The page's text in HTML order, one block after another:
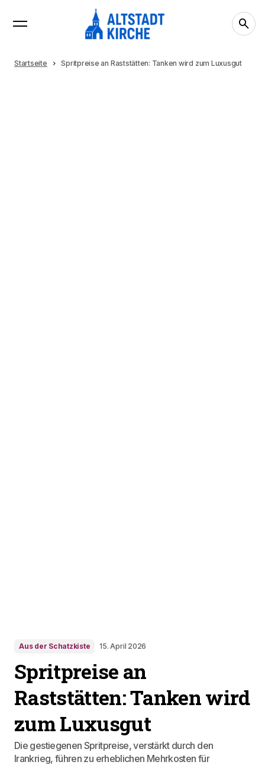
Startseite Spritpreise an Raststätten: Tanken wird zum Luxusgut
Aus der Schatzkiste 15. April 2026
Spritpreise an
Raststätten: Tanken wird
zum Luxusgut
Die gestiegenen Spritpreise, verstärkt durch den
Irankrieg, führen zu erheblichen Mehrkosten für